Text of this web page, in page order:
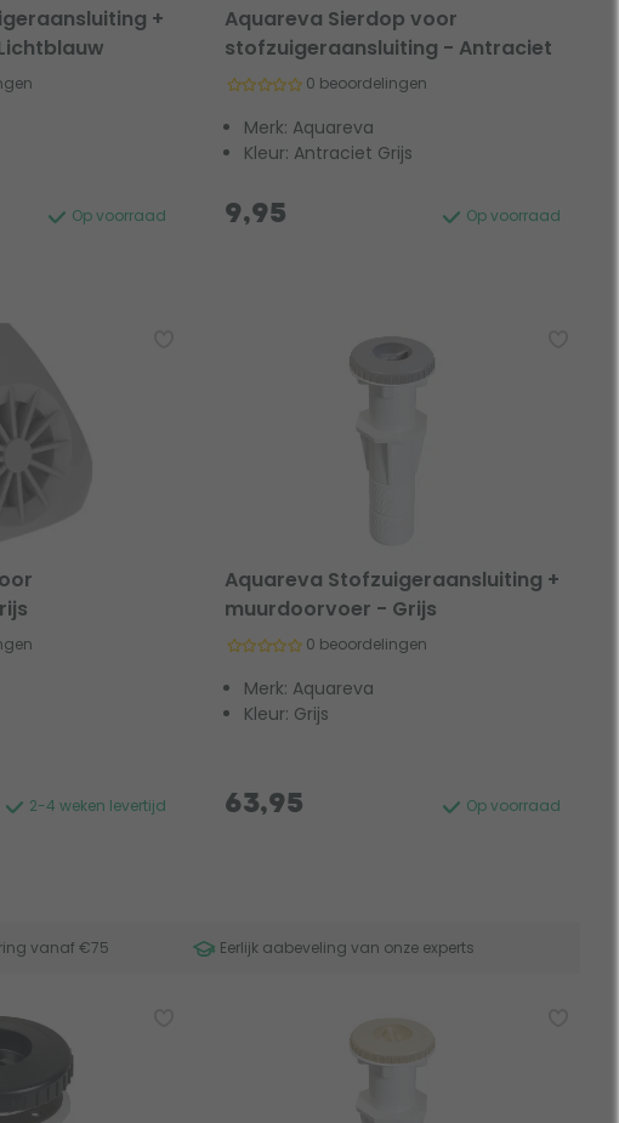
+
Op voorraad
Aquareva Sierdop voor
stofzuigeraansluiting - Antraciet
0 beoordelingen
Merk: Aquareva
Kleur: Antraciet Grijs
Op voorraad
9,95
2-4 weken levertijd
Aquareva Stofzuigeraansluiting +
muurdoorvoer - Grijs
0 beoordelingen
Merk: Aquareva
Kleur: Grijs
Op voorraad
63,95
vanaf €75 Eerlijk aabeveling van onze experts